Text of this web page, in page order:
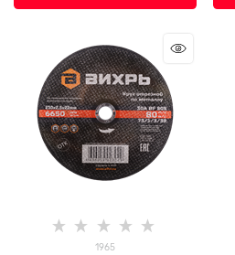
1965